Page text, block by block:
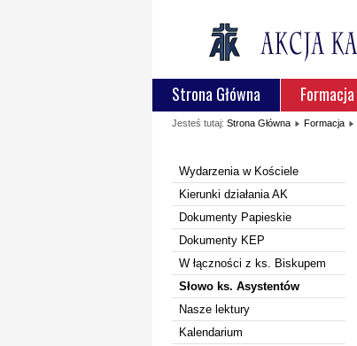
Strona Główna Formacja
Jesteś tutaj: Strona Główna Formacja
Wydarzenia w Kościele
Kierunki działania AK
Dokumenty Papieskie
Dokumenty KEP
W łączności z ks. Biskupem
Słowo ks. Asystentów
Nasze lektury
Kalendarium